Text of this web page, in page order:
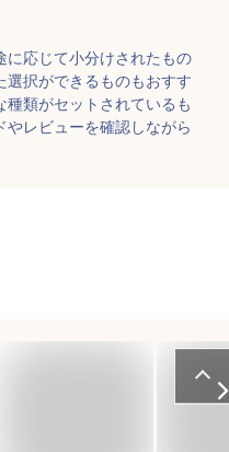
に応じて小分けされたもの
択ができるものもおすす
類がセットされているも
レビューを確認しながら